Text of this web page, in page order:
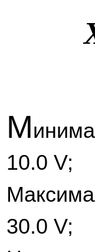
М
10.0 V;
30.0 V;